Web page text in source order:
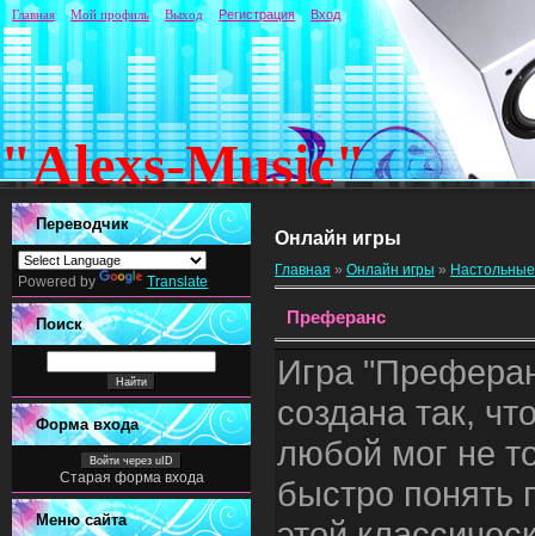
"Alexs-Music"
Главная Мой профиль Выход Регистрация Вход
Переводчик
Powered by Translate
Поиск
Форма входа
Войти через uID
Старая форма входа
Меню сайта
Онлайн игры
Главная » Онлайн игры » Настольные
Преферанс
Игра
создана так,
любой мог не
быстро понять